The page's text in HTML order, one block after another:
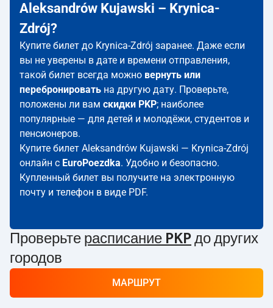
Aleksandrów Kujawski – Krynica-
Zdrój?
Купите билет до Krynica-Zdrój заранее. Даже если
вы не уверены в дате и времени отправления,
такой билет всегда можно вернуть или
перебронировать на другую дату. Проверьте,
положены ли вам скидки PKP; наиболее
популярные — для детей и молодёжи, студентов и
пенсионеров.
Купите билет Aleksandrów Kujawski — Krynica-Zdrój
онлайн с EuroPoezdka. Удобно и безопасно.
Купленный билет вы получите на электронную
почту и телефон в виде PDF.
Проверьте расписание PKP до других
городов
МАРШРУТ